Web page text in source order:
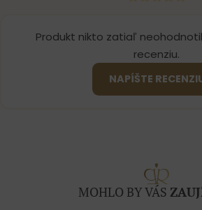
Produkt nikto zatiaľ
recenziu.
NAPÍŠTE
MOHLO BY VÁS